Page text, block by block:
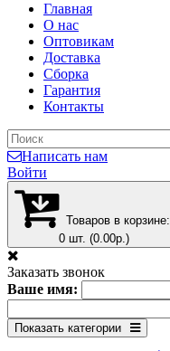
Главная
О нас
Оптовикам
Доставка
Сборка
Гарантия
Контакты
Написать нам
Войти
Товаров в корзине:
0 шт. (0.00р.)
Заказать звонок
Ваше имя:
Показать категории